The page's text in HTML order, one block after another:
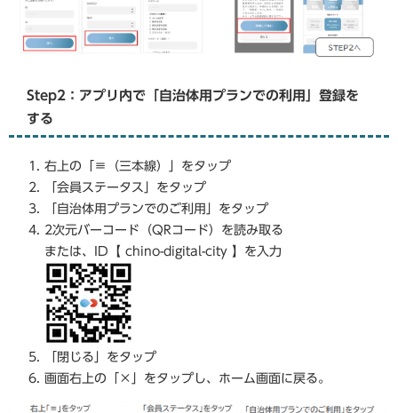
Step2：アプリ内で「自治体用プランでの利用」登録を
する
右上の「≡（三本線）」をタップ
「会員ステータス」をタップ
「自治体用プランでのご利用」をタップ
2次元バーコード（QRコード）を読み取る
または、ID【 chino-digital-city 】を入力
「閉じる」をタップ
画面右上の「×」をタップし、ホーム画面に戻る。